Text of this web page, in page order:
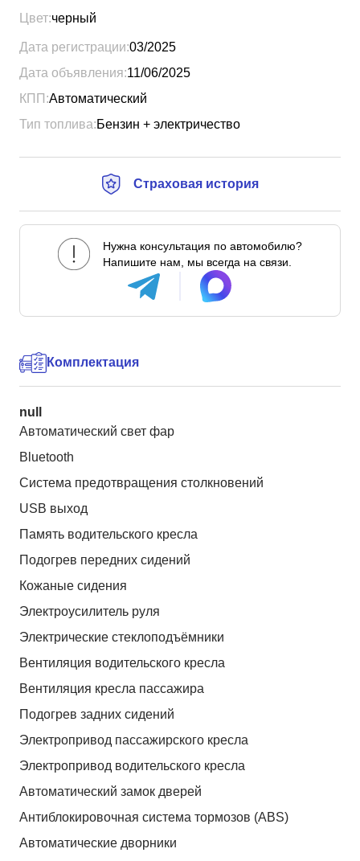
Цвет:черный
Дата регистрации:03/2025
Дата объявления:11/06/2025
КПП:Автоматический
Тип топлива:Бензин + электричество
Страховая история
Нужна консультация по автомобилю?
Напишите нам, мы всегда на связи.
Комплектация
null
Автоматический свет фар
Bluetooth
Система предотвращения столкновений
USB выход
Память водительского кресла
Подогрев передних сидений
Кожаные сидения
Электроусилитель руля
Электрические стеклоподъёмники
Вентиляция водительского кресла
Вентиляция кресла пассажира
Подогрев задних сидений
Электропривод пассажирского кресла
Электропривод водительского кресла
Автоматический замок дверей
Антиблокировочная система тормозов (ABS)
Автоматические дворники